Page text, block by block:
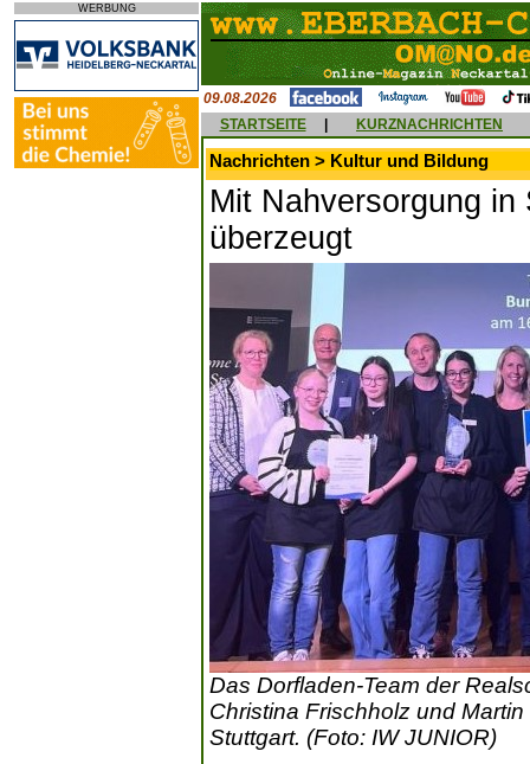
WERBUNG
09.08.2026
STARTSEITE
KURZNACHRICHTEN
Nachrichten > Kultur und Bildung
Mit Nahversorgung
überzeugt
Das Dorfladen-Team der
Christina Frischholz und
Stuttgart. (Foto: IW JUNIOR)